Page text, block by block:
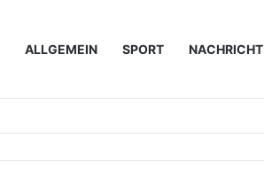
ALLGEMEIN SPORT NACHRICHT